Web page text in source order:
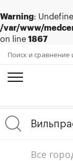
Warning:
/var/www/
on line 1867
Поиск и
Все